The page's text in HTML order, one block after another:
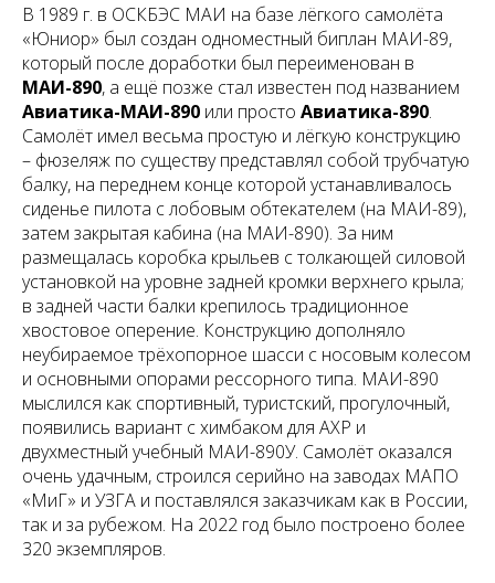
В 1989 г. в ОСКБЭС МАИ на базе лёгкого самолёта
«Юниор» был создан одноместный биплан МАИ-89,
который после доработки был переименован в
МАИ-890, а ещё позже стал известен под названием
Авиатика-МАИ-890 или просто Авиатика-890.
Самолёт имел весьма простую и лёгкую конструкцию
– фюзеляж по существу представлял собой трубчатую
балку, на переднем конце которой устанавливалось
сиденье пилота с лобовым обтекателем (на МАИ-89),
затем закрытая кабина (на МАИ-890). За ним
размещалась коробка крыльев с толкающей силовой
установкой на уровне задней кромки верхнего крыла;
в задней части балки крепилось традиционное
хвостовое оперение. Конструкцию дополняло
неубираемое трёхопорное шасси с носовым колесом
и основными опорами рессорного типа. МАИ-890
мыслился как спортивный, туристский, прогулочный,
появились вариант с химбаком для АХР и
двухместный учебный МАИ-890У. Самолёт оказался
очень удачным, строился серийно на заводах МАПО
«МиГ» и УЗГА и поставлялся заказчикам как в России,
так и за рубежом. На 2022 год было построено более
320 экземпляров.